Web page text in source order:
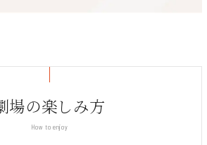
場の楽しみ方
How to enjoy